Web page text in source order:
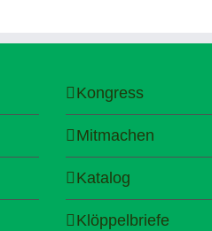
Kongress
Mitmachen
Katalog
Klöppelbriefe